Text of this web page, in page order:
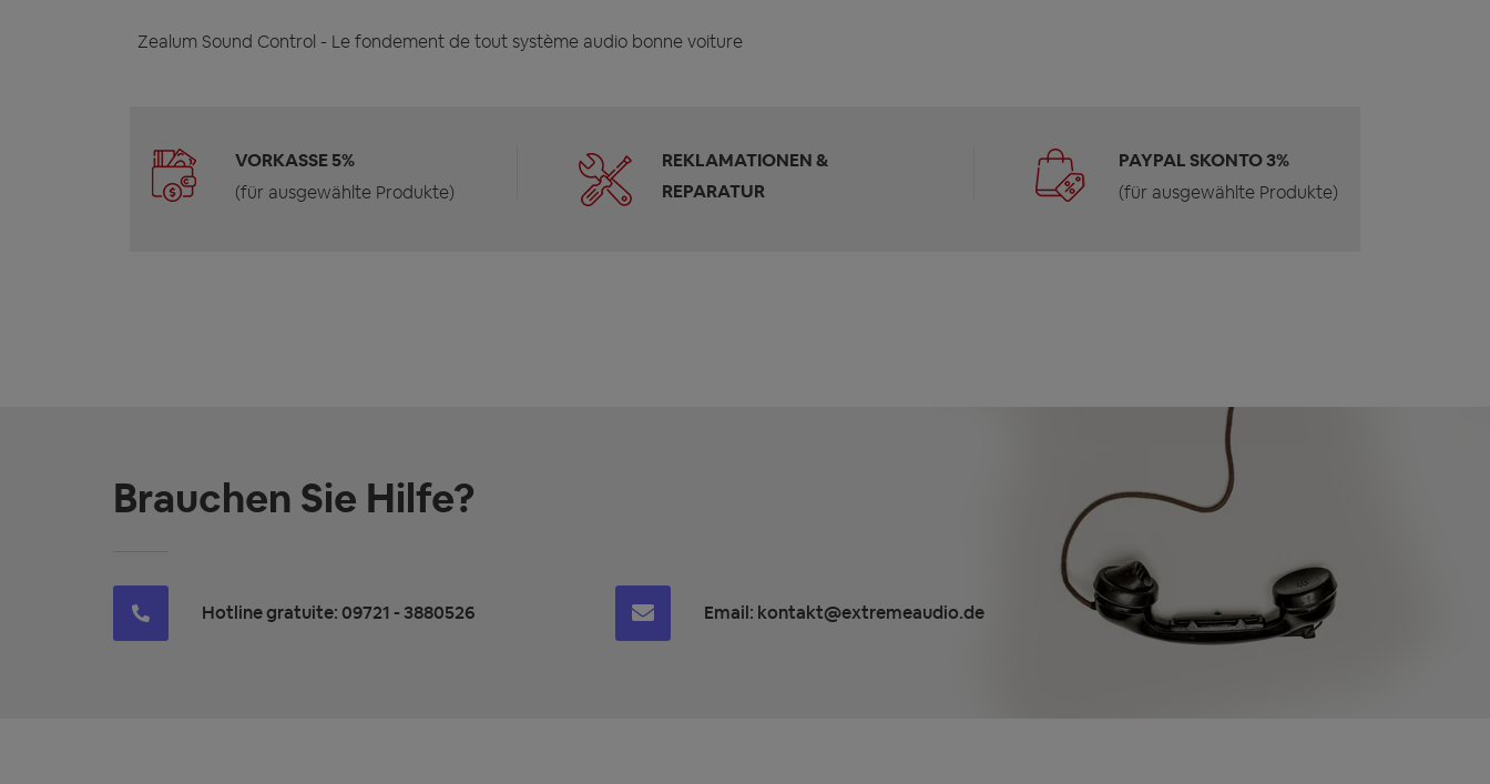
Zealum Sound Control - Le fondement de tout système audio bonne voiture
VORKASSE 5%
(für ausgewählte Produkte)
REKLAMATIONEN &
REPARATUR
PAYPAL SKONTO 3%
(für ausgewählte Produkte)
Brauchen Sie Hilfe?
Hotline gratuite: 09721 - 3880526 Email: kontakt@extremeaudio.de